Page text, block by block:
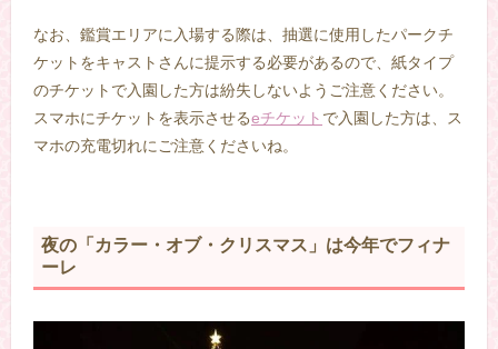
なお、鑑賞エリアに入場する際は、抽選に使用したパークチ
ケットをキャストさんに提示する必要があるので、紙タイプ
のチケットで入園した方は紛失しないようご注意ください。
スマホにチケットを表示させるeチケット で入園した方は、ス
マホの充電切れにご注意くださいね。
夜の「カラー・オブ・クリスマス」は今年でフィナ
ーレ